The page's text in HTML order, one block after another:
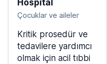
Hospital
Çocuklar ve aileler
Kritik prosedür ve
tedavilere yardımcı
olmak için acil tıbbi